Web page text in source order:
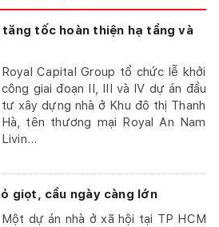
tăng tốc hoàn thiện hạ tầng và
Royal Capital Group tổ chức lễ khởi
công giai đoạn II, III và IV dự án đầu
tư xây dựng nhà ở Khu đô thị Thanh
Hà, tên thương mại Royal An Nam
Livin...
giọt, cầu ngày càng lớn
Một dự án nhà ở xã hội tại TP HCM